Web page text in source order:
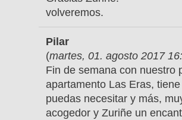
volveremos.
Pilar
(martes, 01. agosto 2017
Fin de semana con nuestro
apartamento Las Eras,
puedas necesitar y más,
acogedor y Zuriñe un